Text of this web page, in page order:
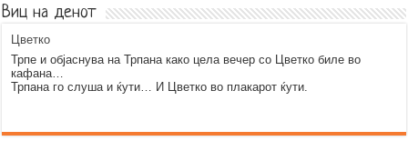
Виц на денот
Цветко
Трпе и објаснува на Трпана како цела вечер со Цветко биле во
кафана…
Трпана го слуша и ќути… И Цветко во плакарот ќути.